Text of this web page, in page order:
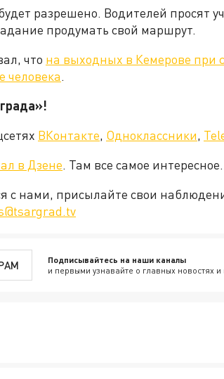
разрешено. Водителей просят
продумать свой маршрут.
что на выходных в Кемерове при
человека.
ВКонтакте, Одноклассники,
в Дзене. Там все самое интересное.
с нами, присылайте свои
Подписывайтесь на наши каналы
и первыми узнавайте о главных новостях